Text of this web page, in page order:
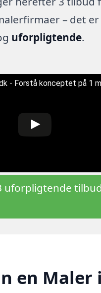
– det er
uforpligtende.
- Forstå konceptet på 1
uforpligtende tilbud
en Maler i